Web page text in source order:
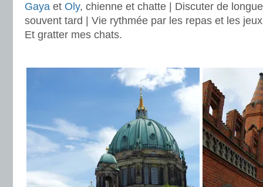
Gaya et Oly, chienne et chatte | Discuter de
souvent tard | Vie rythmée par les repas et les
Et gratter mes chats.